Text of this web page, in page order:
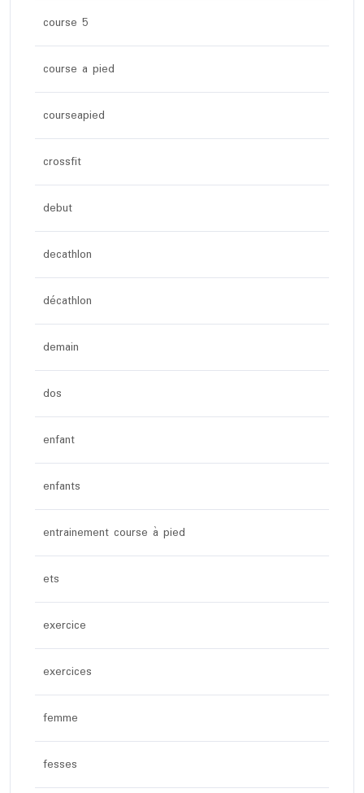
course 5
course a pied
courseapied
crossfit
debut
decathlon
décathlon
demain
dos
enfant
enfants
entrainement course à pied
ets
exercice
exercices
femme
fesses